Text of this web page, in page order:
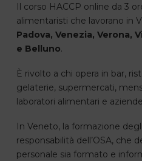
Il corso HACCP online da 3
alimentaristi che lavorano in
Padova, Venezia, Verona,
e Belluno.
È rivolto a chi opera in bar,
gelaterie, supermercati,
laboratori alimentari e
In Veneto, la formazione
responsabilità dell’OSA, che
personale sia formato e